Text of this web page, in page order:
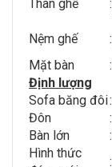
Thân ghế :
Nệm ghế
:
Mặt bàn
:
Định lượng
Sofa băng đôi:
Đôn
:
Bàn lớn
:
Hình thức
: